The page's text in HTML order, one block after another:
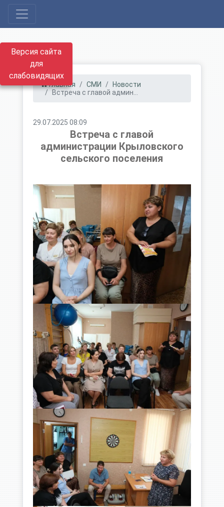
Версия сайта
для
слабовидящих
Главная СМИ
Новости
Встреча с главой админ...
29.07.2025 08:09
Встреча с главой
администрации Крыловского
сельского поселения